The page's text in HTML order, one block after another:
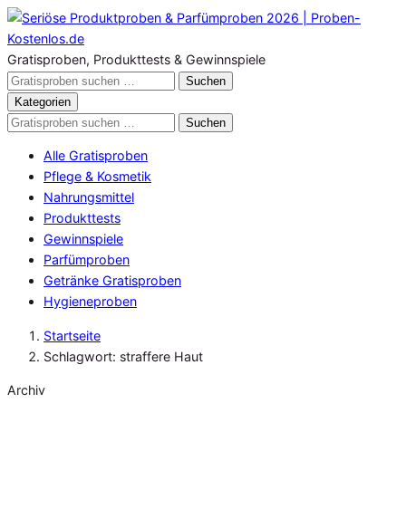
Zum
Inhalt
springen
Gratisproben, Produkttests & Gewinnspiele
Gratisproben
durchsuchen
Suchen
Kategorien
Gratisproben
Suchen
Alle Gratisproben
Pflege & Kosmetik
Nahrungsmittel
Produkttests
Gewinnspiele
Parfümproben
Getränke Gratisproben
Hygieneproben
Startseite
Schlagwort: straffere Haut
Archiv